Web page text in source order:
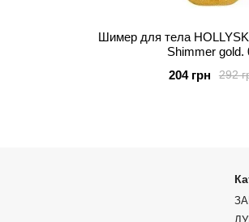
Шимер для тела
Shimmer gold.
292
204 грн